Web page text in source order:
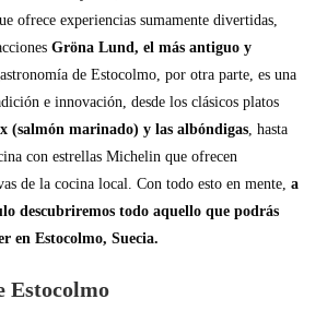
ofrece experiencias sumamente divertidas,
Gröna Lund, el más antiguo y
de Estocolmo, por otra parte, es una
e innovación, desde los clásicos platos
(salmón marinado) y las albóndigas, hasta
con estrellas Michelin que ofrecen
de la cocina local. Con todo esto en mente,a
descubriremos todo aquello que podrás
en Estocolmo, Suecia.
Estocolmo